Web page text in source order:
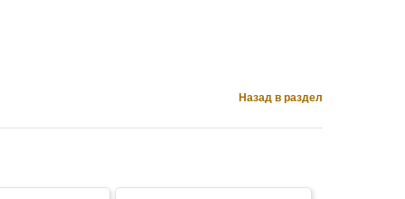
Назад в раздел